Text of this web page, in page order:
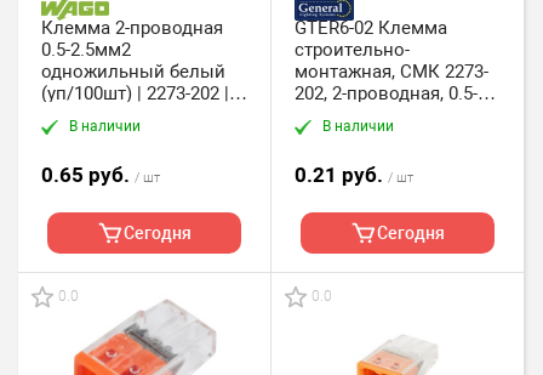
Клемма 2-проводная
0.5-2.5мм2
одножильный белый
(уп/100шт) | 2273-202 |
WAGOВ наличии
0.65 руб. / шт
Сегодня
GTER6-02 Клемма
строительно-
монтажная, СМК 2273-
202, 2-проводная, 0.5-
2.5 мм2 General, упак.
200 шт.В наличии
0.21 руб. / шт
Сегодня
0.0 0.0